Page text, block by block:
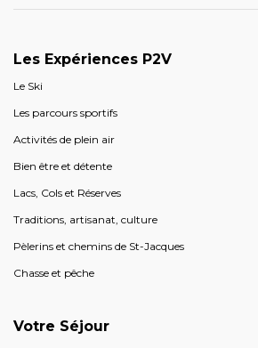
Les Expériences P2V
Le Ski
Les parcours sportifs
Activités de plein air
Bien être et détente
Lacs, Cols et Réserves
Traditions, artisanat, culture
Pèlerins et chemins de St-Jacques
Chasse et pêche
Votre Séjour